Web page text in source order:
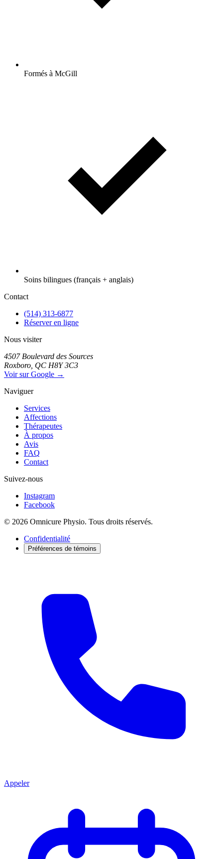
Formés à McGill
Soins bilingues (français + anglais)
Contact
(514) 313-6877
Réserver en ligne
Nous visiter
4507 Boulevard des Sources
Roxboro, QC H8Y 3C3
Voir sur Google →
Naviguer
Services
Affections
Thérapeutes
À propos
Avis
FAQ
Contact
Suivez-nous
Instagram
Facebook
© 2026 Omnicure Physio. Tous droits réservés.
Confidentialité
Préférences de témoins
Appeler